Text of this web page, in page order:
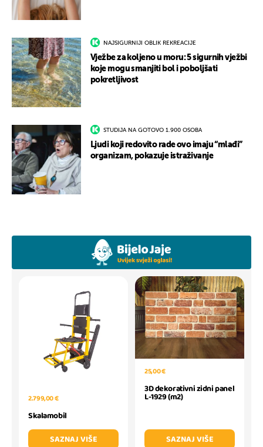
NAJSIGURNIJI OBLIK REKREACIJE
Vježbe za koljeno u moru: 5 sigurnih vježbi
koje mogu smanjiti bol i poboljšati
pokretljivost
STUDIJA NA GOTOVO 1.900 OSOBA
Ljudi koji redovito rade ovo imaju “mlađi”
organizam, pokazuje istraživanje
2.799,00 €
Skalamobil
SAZNAJ VIŠE
25,00 €
3D dekorativni zidni panel
L-1929 (m2)
SAZNAJ VIŠE